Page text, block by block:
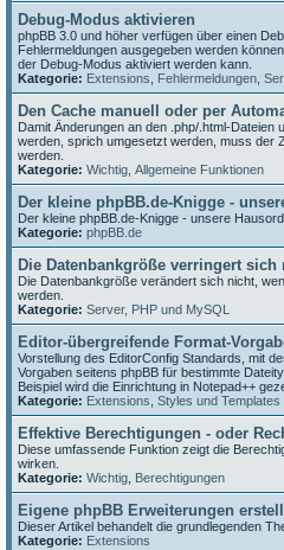
Debug-Modus aktivieren
phpBB 3.0 und höher verfügen über einen
Fehlermeldungen ausgegeben werden
der Debug-Modus aktiviert werden kann.
Kategorie: Extensions Fehlermeldungen
Den Cache manuell oder per
Damit Änderungen an den .php/.html-
werden, sprich umgesetzt werden, muss der
werden.
Kategorie: Wichtig Allgemeine Funktionen
Der kleine phpBB.de-Knigge -
Der kleine phpBB.de-Knigge - unsere
Kategorie: phpBB.de
Die Datenbankgröße verringert sich
Die Datenbankgröße verändert sich nicht,
werden.
Kategorie: Server, PHP und MySQL
Editor-übergreifende Format-
Vorstellung des EditorConfig Standards, mit
Vorgaben seitens phpBB für bestimmte
Beispiel wird die Einrichtung in Notepad++
Kategorie: Extensions Styles und Templates
Effektive Berechtigungen - oder
Diese umfassende Funktion zeigt die
wirken.
Kategorie: Wichtig Berechtigungen
Eigene phpBB Erweiterungen
Dieser Artikel behandelt die grundlegenden
Kategorie: Extensions